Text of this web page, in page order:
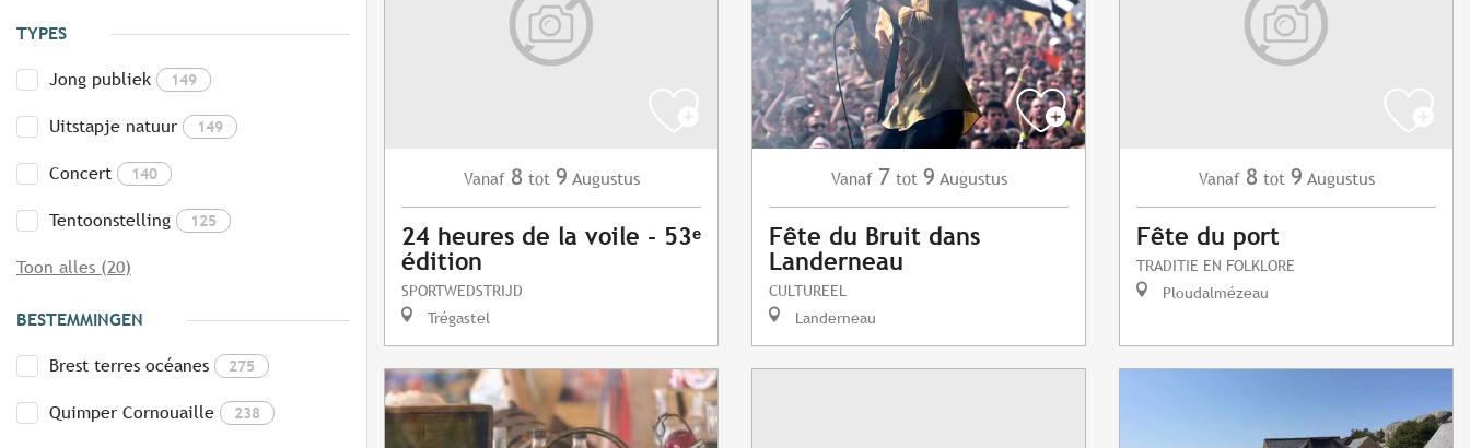
TYPES
Jong publiek 149
Uitstapje natuur 149
Concert 140
Tentoonstelling 125
Toon alles (20)
BESTEMMINGEN
Brest terres océanes 275
Quimper Cornouaille 238
Vanaf 8 tot 9 Augustus
24 heures de la voile - 53ᵉ
édition
SPORTWEDSTRIJD
Trégastel
Vanaf 7 tot 9 Augustus
Fête du Bruit dans
Landerneau
CULTUREEL
Landerneau
Vanaf 8 tot 9 Augustus
Fête du port
TRADITIE EN FOLKLORE
Ploudalmézeau